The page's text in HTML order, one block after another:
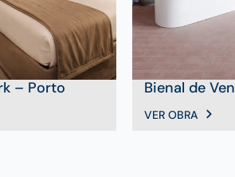
– Porto Bienal de
VER OBRA